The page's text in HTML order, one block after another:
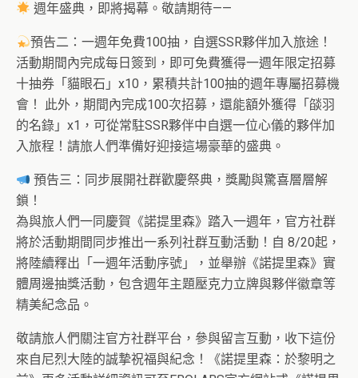
週年盛典，即將揭幕。敬請期待——
預告二：一週年免費100抽，自選SSR夥伴加入旅途！
活動期間內完成每日簽到，即可免費獲得一週年限定招募
十抽券「貓眼石」x10，累積共計100抽的週年專屬招募機
會！ 此外，期間內完成100次招募，還能額外獲得「燄羽
的名錄」x1，可從常駐SSR夥伴中自選一位心儀的夥伴加
入旅程！請旅人們準備好迎接這場豪華的盛典。
預告三：同步展開社群歡慶祭典，獎勵與驚喜層層解
鎖！
為與旅人們一同慶賀《諾提里森》踏入一週年，官方社群
將於活動期間同步推出一系列社群互動活動！自 8/20起，
將陸續釋出「一週年活動序號」，並舉辦《諾提里森》實
體周邊抽獎活動，包含週年主題壓克力立牌與夥伴徽章等
精美紀念品。
敬請旅人們關注官方社群平台，參與留言互動，收下這份
來自尼烈大陸的誠摯祝福與紀念！《諾提里森：於黎明之